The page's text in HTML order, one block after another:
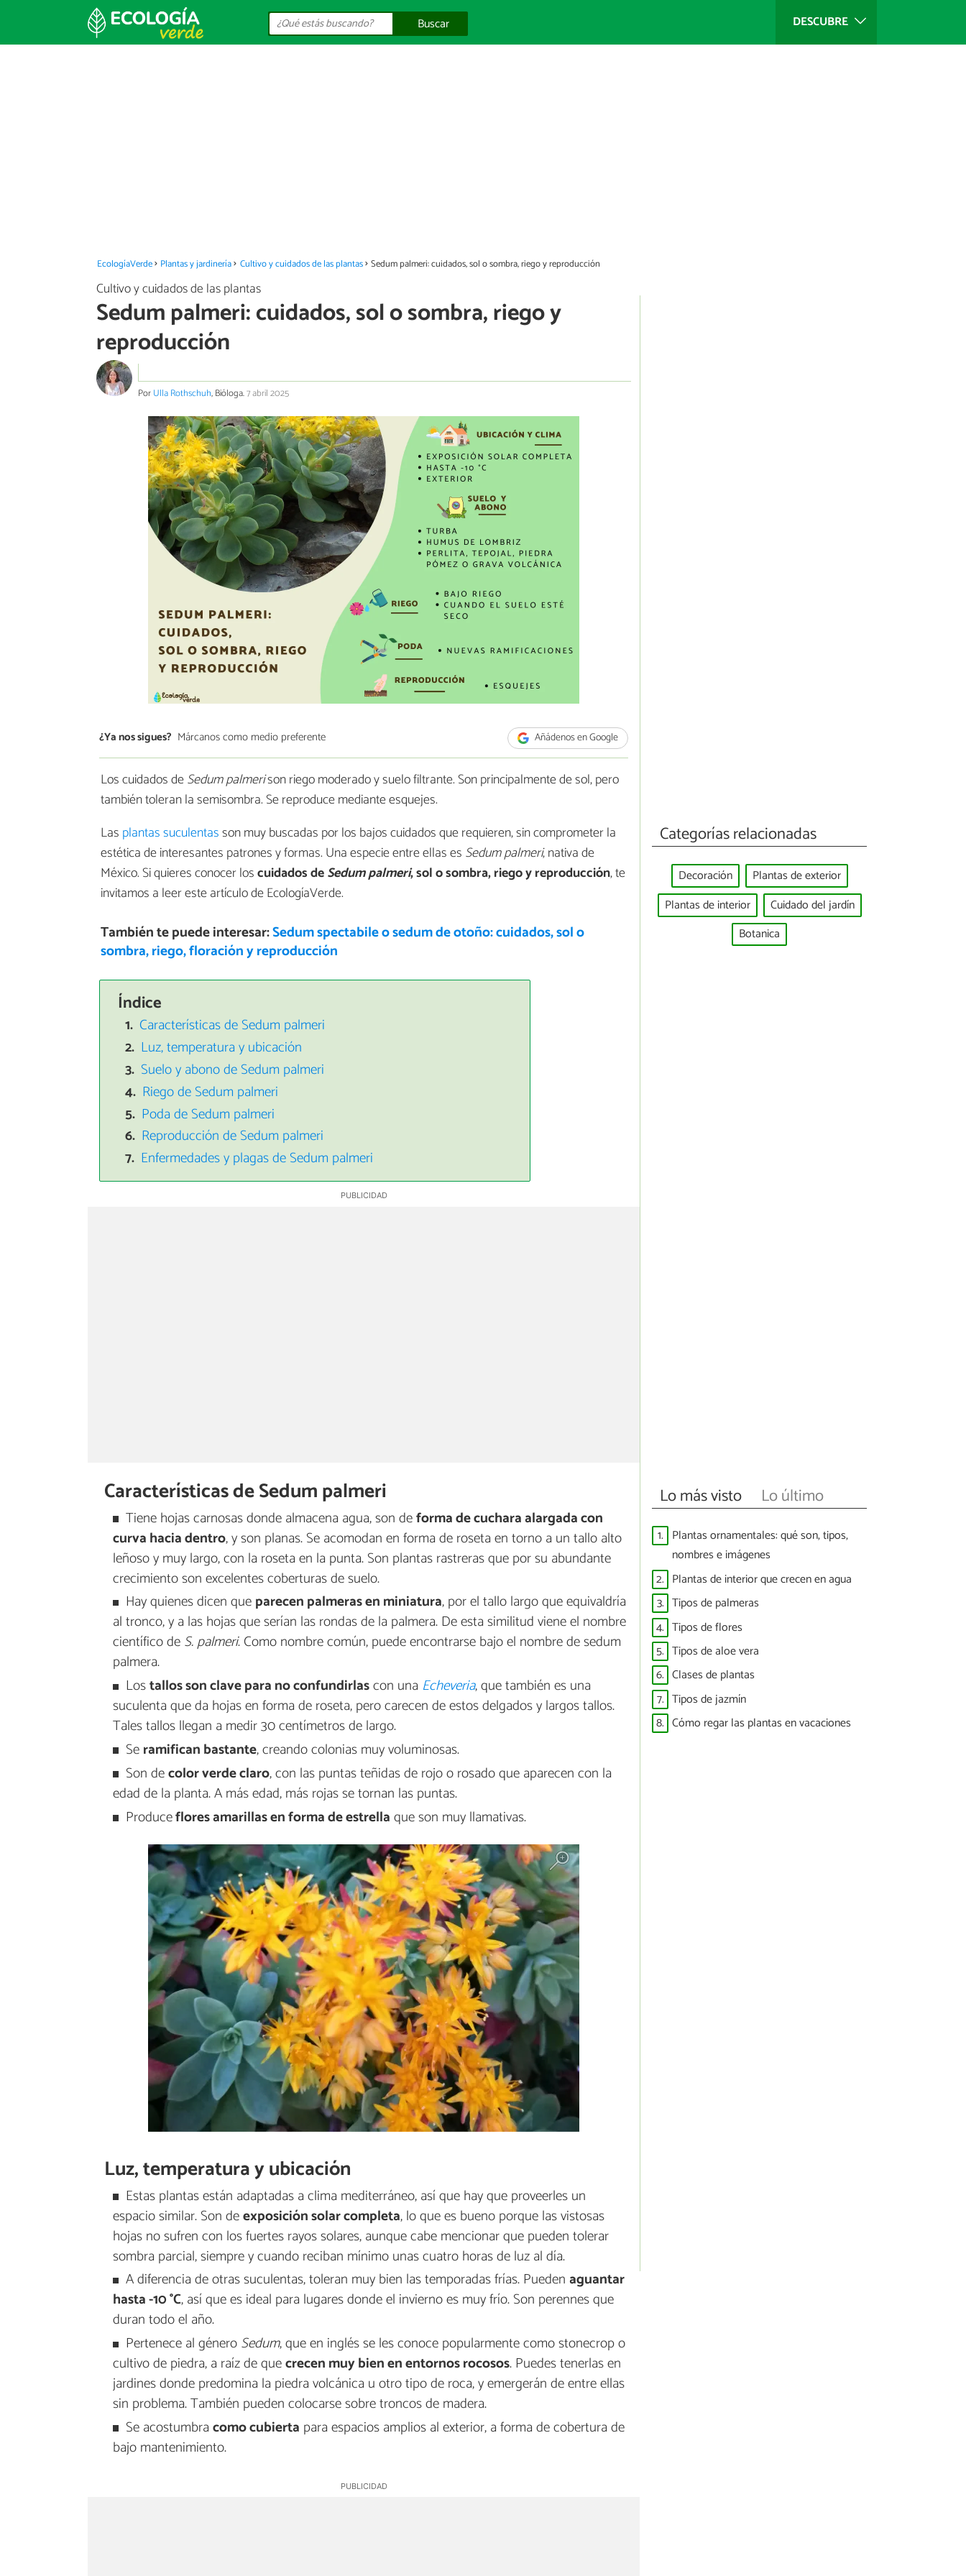
DESCUBRE
Buscar
EcologíaVerde Plantas y jardinería Cultivo y cuidados de las plantas Sedum palmeri: cuidados, sol o sombra, riego y reproducción
Cultivo y cuidados de las plantas
Sedum palmeri: cuidados, sol o sombra, riego y
reproducción
PorUlla Rothschuh, Bióloga.7 abril 2025
¿Ya nos sigues? Márcanos como medio preferente Añádenos en Google
Los cuidados deSedum palmerison riego moderado y suelo filtrante. Son principalmente de sol, pero
también toleran la semisombra. Se reproduce mediante esquejes.
Las plantas suculentasson muy buscadas por los bajos cuidados que requieren, sin comprometer la
estética de interesantes patrones y formas. Una especie entre ellas es Sedum palmeri, nativa de
México. Si quieres conocer loscuidados deSedum palmeri, sol o sombra, riego y reproducción, te
invitamos a leer este artículo de EcologíaVerde.
También te puede interesar:Sedum spectabile o sedum de otoño: cuidados, sol o
sombra, riego, floración y reproducción
Índice
Características de Sedum palmeri
Luz, temperatura y ubicación
Suelo y abono de Sedum palmeri
Riego de Sedum palmeri
Poda de Sedum palmeri
Reproducción de Sedum palmeri
Enfermedades y plagas de Sedum palmeri
Características de Sedum palmeri
Tiene hojas carnosas donde almacena agua, son deforma de cuchara alargada con
curva hacia dentro, y son planas. Se acomodan en forma de roseta en torno a un tallo alto
leñoso y muy largo, con la roseta en la punta. Son plantas rastreras que por su abundante
crecimiento son excelentes coberturas de suelo.
Hay quienes dicen queparecen palmeras en miniatura, por el tallo largo que equivaldría
al tronco, y a las hojas que serían las rondas de la palmera. De esta similitud viene el nombre
científico deS. palmeri. Como nombre común, puede encontrarse bajo el nombre de sedum
palmera.
Lostallos son clave para no confundirlascon una Echeveria, que también es una
suculenta que da hojas en forma de roseta, pero carecen de estos delgados y largos tallos.
Tales tallos llegan a medir 30 centímetros de largo.
Seramifican bastante, creando colonias muy voluminosas.
Son decolor verde claro, con las puntas teñidas de rojo o rosado que aparecen con la
edad de la planta. A más edad, más rojas se tornan las puntas.
Produceflores amarillas en forma de estrellaque son muy llamativas.
Luz, temperatura y ubicación
Estas plantas están adaptadas a clima mediterráneo, así que hay que proveerles un
espacio similar. Son deexposición solar completa, lo que es bueno porque las vistosas
hojas no sufren con los fuertes rayos solares, aunque cabe mencionar que pueden tolerar
sombra parcial, siempre y cuando reciban mínimo unas cuatro horas de luz al día.
A diferencia de otras suculentas, toleran muy bien las temporadas frías. Puedenaguantar
hasta -10 °C, así que es ideal para lugares donde el invierno es muy frío. Son perennes que
duran todo el año.
Pertenece al géneroSedum, que en inglés se les conoce popularmente como stonecrop o
cultivo de piedra, a raíz de quecrecen muy bien en entornos rocosos. Puedes tenerlas en
jardines donde predomina la piedra volcánica u otro tipo de roca, y emergerán de entre ellas
sin problema. También pueden colocarse sobre troncos de madera.
Se acostumbracomo cubierta para espacios amplios al exterior, a forma de cobertura de
bajo mantenimiento.
Categorías relacionadas
Decoración
Plantas de exterior
Plantas de interior
Cuidado del jardín
Botanica
Lo más visto Lo último
1. Plantas ornamentales: qué son, tipos,
nombres e imágenes
2. Plantas de interior que crecen en agua
3. Tipos de palmeras
4. Tipos de flores
5. Tipos de aloe vera
6. Clases de plantas
7. Tipos de jazmín
8. Cómo regar las plantas en vacaciones